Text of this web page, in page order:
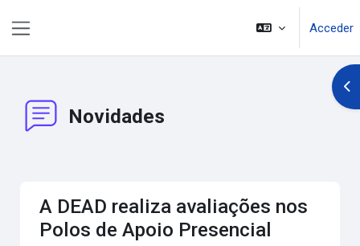
Acceder
Novidades
A DEAD realiza avaliações nos
Polos de Apoio Presencial